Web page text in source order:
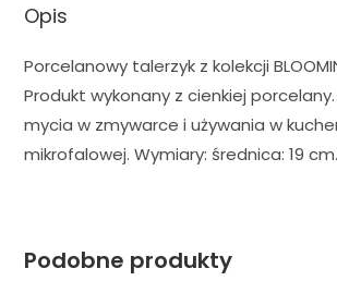
Opis
Porcelanowy talerzyk z kolekcji
Produkt wykonany z cienkiej
mycia w zmywarce i używania w
mikrofalowej. Wymiary: średnica: 19 cm.
Podobne produkty